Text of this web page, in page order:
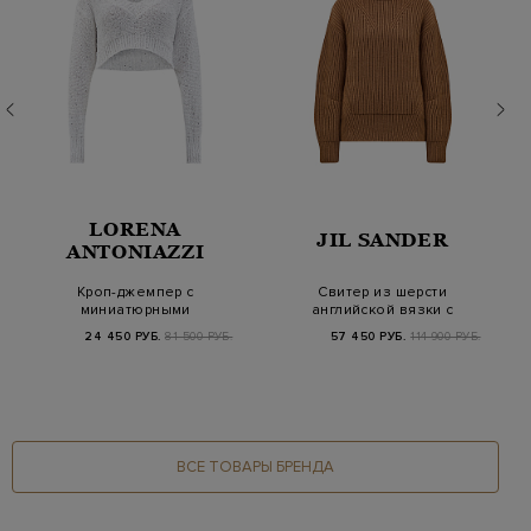
LORENA
ANTONIAZZI
Кроп-джемпер с
миниатюрными
мерцающими
пайетками
24 450 РУБ. 81 500 РУБ.
JIL SANDER
Свитер из шерсти
английской вязки с
боковыми разрезами
57 450 РУБ. 114 900 РУБ.
ВСЕ ТОВАРЫ БРЕНДА